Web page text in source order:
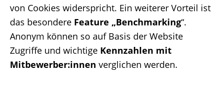
von Cookies widerspricht. Ein weiterer Vorteil ist
das besondere Feature „Benchmarking“.
Anonym können so auf Basis der Website
Zugriffe und wichtige Kennzahlen mit
Mitbewerber:innen verglichen werden.